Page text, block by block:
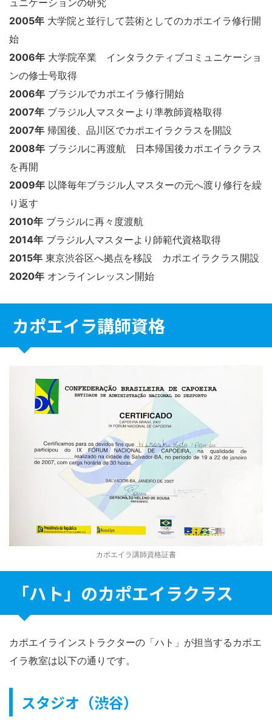
ュニケーションの研究
2005年 大学院と並行して芸術としてのカポエイラ修行開
始
2006年 大学院卒業 インタラクティブコミュニケーショ
ンの修士号取得
2006年 ブラジルでカポエイラ修行開始
2007年 ブラジル人マスターより準教師資格取得
2007年 帰国後、品川区でカポエイラクラスを開設
2008年 ブラジルに再渡航 日本帰国後カポエイラクラス
を再開
2009年 以降毎年ブラジル人マスターの元へ渡り修行を繰
り返す
2010年 ブラジルに再々度渡航
2014年 ブラジル人マスターより師範代資格取得
2015年 東京渋谷区へ拠点を移設 カポエイラクラス開設
2020年 オンラインレッスン開始
カポエイラ講師資格
カポエイラ講師資格証書
「ハト」のカポエイラクラス
カポエイラインストラクターの「ハト」が担当するカポエ
イラ教室は以下の通りです。
スタジオ（渋谷）